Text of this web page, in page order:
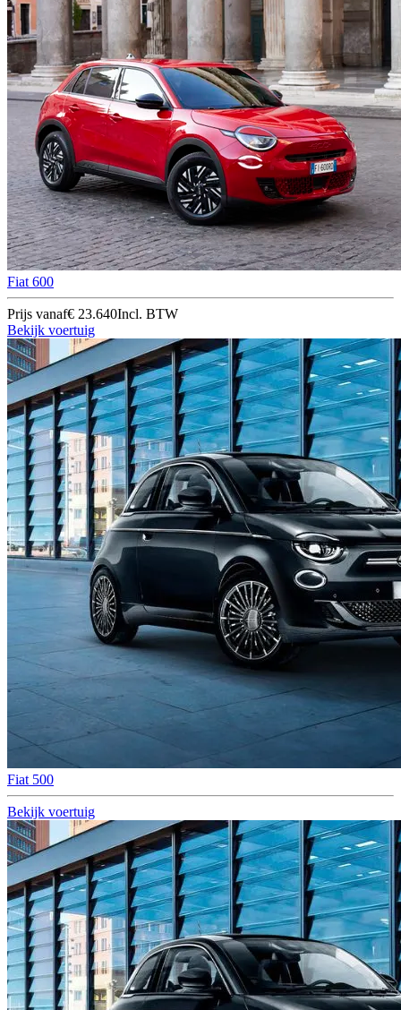
Fiat 600
Prijs vanaf€ 23.640Incl. BTW
Bekijk voertuig
Fiat 500
Bekijk voertuig